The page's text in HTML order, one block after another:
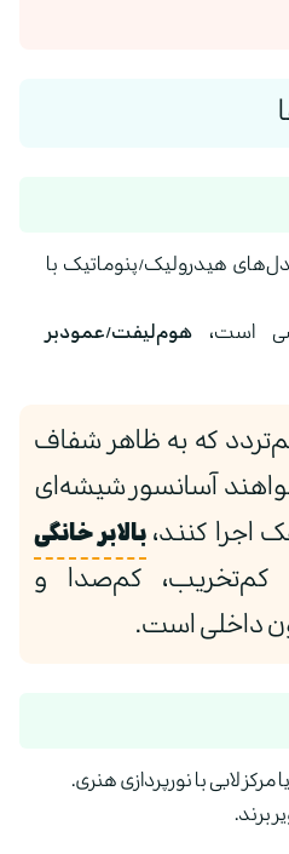
هیدرولیک/پنوماتیک با
است، هوم‌لیفت/عمودبر
که به ظاهر شفاف
آسانسور شیشه‌ای
اجرا کنند،بالابر خانگی
کم‌تخریب، کم‌صدا و
داخلی است.
لابی با نورپردازی هنری.
برند.